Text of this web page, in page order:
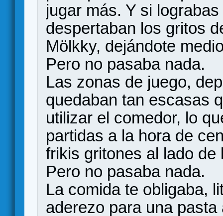
jugar más. Y si
despertaban los gritos
Mölkky, dejándote
Pero no pasaba nada.
Las zonas de juego,
quedaban tan escasas
utilizar el comedor, lo
partidas a la hora de
frikis gritones al lado
Pero no pasaba nada.
La comida te obligaba,
aderezo para una